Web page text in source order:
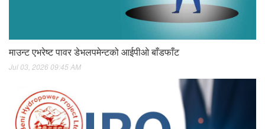
माउन्ट एभरेष्ट पावर डेभलपमेन्टको आईपीओ बाँडफाँट
Jul 03, 2026 09:45 AM